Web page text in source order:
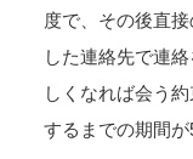
度で、その後直
した連絡先で連
しくなれば会う
するまでの期間が